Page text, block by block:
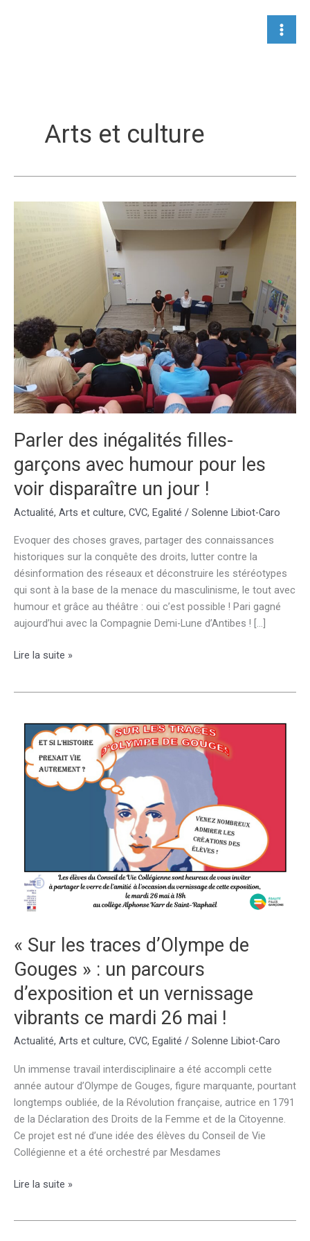
Arts et culture
Parler des inégalités filles-
garçons avec humour pour les
voir disparaître un jour !
Actualité, Arts et culture, CVC, Egalité / Solenne Libiot-Caro
Evoquer des choses graves, partager des connaissances
historiques sur la conquête des droits, lutter contre la
désinformation des réseaux et déconstruire les stéréotypes
qui sont à la base de la menace du masculinisme, le tout avec
humour et grâce au théâtre : oui c’est possible ! Pari gagné
aujourd’hui avec la Compagnie Demi-Lune d’Antibes ! […]
Parler
garçons
avec
humour
pour
Lire la suite »
« Sur les traces d’Olympe de
Gouges » : un parcours
d’exposition et un vernissage
vibrants ce mardi 26 mai !
Actualité, Arts et culture, CVC, Egalité / Solenne Libiot-Caro
Un immense travail interdisciplinaire a été accompli cette
année autour d’Olympe de Gouges, figure marquante, pourtant
longtemps oubliée, de la Révolution française, autrice en 1791
de la Déclaration des Droits de la Femme et de la Citoyenne.
Ce projet est né d’une idée des élèves du Conseil de Vie
Collégienne et a été orchestré par Mesdames
« Sur
Lire la suite »